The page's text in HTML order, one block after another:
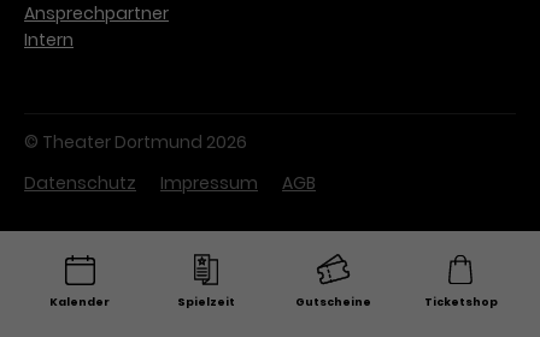
Ansprechpartner
Intern
© Theater Dortmund 2026
Datenschutz
Impressum AGB
Kalender Spielzeit Gutscheine Ticketshop